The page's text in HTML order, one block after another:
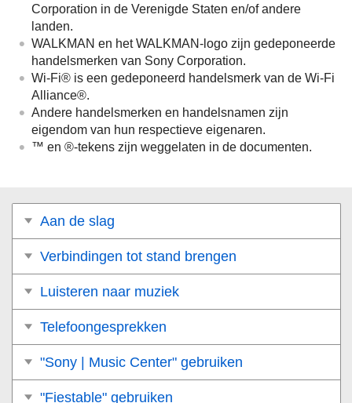
Corporation in de Verenigde Staten en/of andere
landen.
WALKMAN en het WALKMAN-logo zijn gedeponeerde
handelsmerken van Sony Corporation.
Wi-Fi® is een gedeponeerd handelsmerk van de Wi-Fi
Alliance®.
Andere handelsmerken en handelsnamen zijn
eigendom van hun respectieve eigenaren.
™ en ®-tekens zijn weggelaten in de documenten.
Aan de slag
Verbindingen tot stand brengen
Luisteren naar muziek
Telefoongesprekken
"Sony | Music Center" gebruiken
"Fiestable" gebruiken